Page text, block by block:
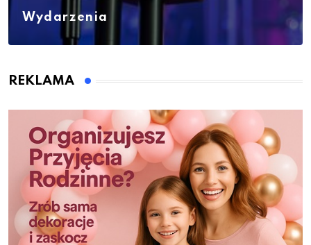
Wydarzenia
REKLAMA